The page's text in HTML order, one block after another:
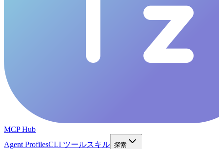
MCP Hub
Agent ProfilesCLI ツールスキル 探索